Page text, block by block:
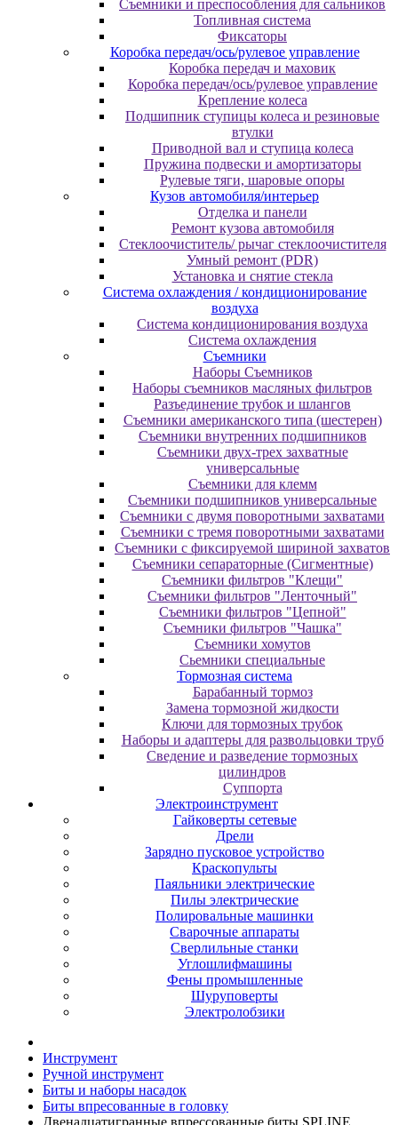
Съемники и преспособления для сальников
Топливная система
Фиксаторы
Коробка передач/ось/рулевое управление
Коробка передач и маховик
Коробка передач/ось/рулевое управление
Крепление колеса
Подшипник ступицы колеса и резиновые
втулки
Приводной вал и ступица колеса
Пружина подвески и амортизаторы
Рулевые тяги, шаровые опоры
Кузов автомобиля/интерьер
Отделка и панели
Ремонт кузова автомобиля
Стеклоочиститель/ рычаг стеклоочистителя
Умный ремонт (PDR)
Установка и снятие стекла
Система охлаждения / кондиционирование
воздуха
Система кондиционирования воздуха
Система охлаждения
Съемники
Наборы Съемников
Наборы съемников масляных фильтров
Разъединение трубок и шлангов
Съемники американского типа (шестерен)
Съемники внутренних подшипников
Съемники двух-трех захватные
универсальные
Съемники для клемм
Съемники подшипников универсальные
Съемники с двумя поворотными захватами
Съемники с тремя поворотными захватами
Съемники с фиксируемой шириной захватов
Съемники сепараторные (Сигментные)
Съемники фильтров "Клещи"
Съемники фильтров "Ленточный"
Съемники фильтров "Цепной"
Съемники фильтров "Чашка"
Съемники хомутов
Сьемники специальные
Тормозная система
Барабанный тормоз
Замена тормозной жидкости
Ключи для тормозных трубок
Наборы и адаптеры для развольцовки труб
Сведение и разведение тормозных
цилиндров
Суппорта
Электроинструмент
Гайковерты сетевые
Дрели
Зарядно пусковое устройство
Краскопульты
Паяльники электрические
Пилы электрические
Полировальные машинки
Сварочные аппараты
Сверлильные станки
Углошлифмашины
Фены промышленные
Шуруповерты
Электролобзики
Инструмент
Pучнoй инcтpумeнт
Биты и нaбopы нacaдoк
Биты впpecoвaнныe в гoлoвку
Двeнaдцaтигpaнныe впpeccoвaнныe биты SPLINE